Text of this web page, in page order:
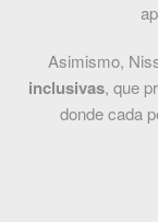
Asimismo,
inclusivas, que
donde cada